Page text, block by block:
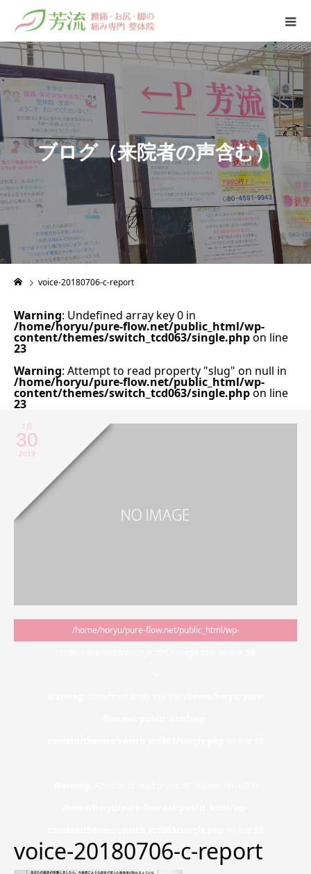
ブログ（来院者の声含む）
voice-20180706-c-report
Warning: Undefined array key 0 in
/home/horyu/pure-flow.net/public_html/wp-
content/themes/switch_tcd063/single.phpon line
23
Warning: Attempt to read property "slug" on null in
/home/horyu/pure-flow.net/public_html/wp-
content/themes/switch_tcd063/single.phpon line
23
7月
30
2019
/home/horyu/pure-flow.net/public_html/wp-
voice-20180706-c-report